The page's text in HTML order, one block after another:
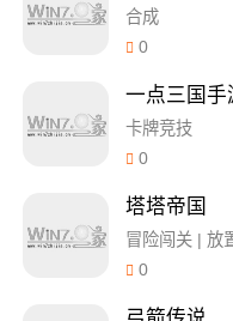
合成
0
一点三国手
卡牌竞技
0
塔塔帝国
冒险闯关 | 放
0